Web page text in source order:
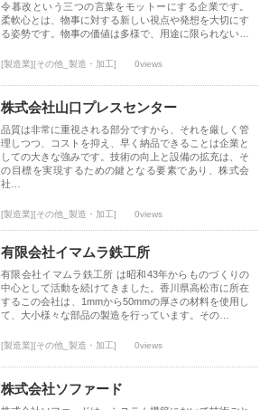
令暮改という三つの言葉をモットーにする企業です。
柔軟心とは、物事に対する新しい視点や発想を大切にす
る姿勢です。物事の価値は多様で、用途に限られない…
[製造業][その他_製造・加工] 0views
株式会社山口プレスセンター
品質は非常に重視される部分ですから、それを厳しく管
理しつつ、コストを抑え、早く納品できることは企業と
しての大きな強みです。技術の向上と設備の拡充は、そ
の目標を実現するための鍵となる要素であり、株式会
社…
[製造業][その他_製造・加工] 0views
有限会社イマムラ鉄工所
有限会社イマムラ鉄工所 は昭和43年からものづくりの
中心として活動を続けてきました。香川県高松市に所在
するこの会社は、1mmから50mmの厚さの材料を使用し
て、大小様々な部品の製造を行っています。その…
[製造業][その他_製造・加工] 0views
株式会社ソファード